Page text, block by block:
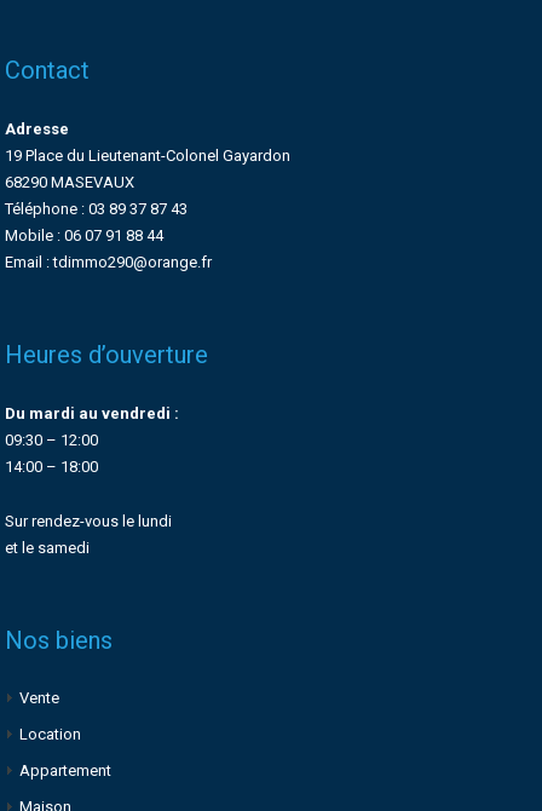
Contact
Adresse
19 Place du Lieutenant-Colonel Gayardon
68290 MASEVAUX
Téléphone : 03 89 37 87 43
Mobile : 06 07 91 88 44
Email : tdimmo290@orange.fr
Heures d’ouverture
Du mardi au vendredi :
09:30 – 12:00
14:00 – 18:00
Sur rendez-vous le lundi
et le samedi
Nos biens
Vente
Location
Appartement
Maison